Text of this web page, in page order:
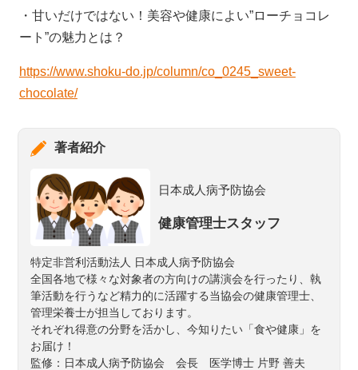
・甘いだけではない！美容や健康によい”ローチョコレ
ート”の魅力とは？
https://www.shoku-do.jp/column/co_0245_sweet-
chocolate/
著者紹介
日本成人病予防協会
健康管理士スタッフ
特定非営利活動法人 日本成人病予防協会
全国各地で様々な対象者の方向けの講演会を行ったり、執
筆活動を行うなど精力的に活躍する当協会の健康管理士、
管理栄養士が担当しております。
それぞれ得意の分野を活かし、今知りたい「食や健康」を
お届け！
監修：日本成人病予防協会 会長 医学博士 片野 善夫